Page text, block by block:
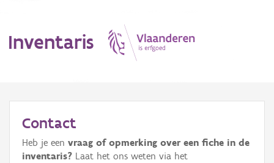
Inventaris
Erfgoedobject
Contact
Heb je een vraag of opmerking over een fiche in de
inventaris? Laat het ons weten via het